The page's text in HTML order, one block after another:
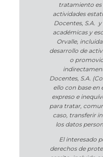
tratamiento es
actividades
Docentes, S.A.
académicas y
Orvalle,
desarrollo de
o
Docentes, S.A.
ello con base
expreso e
para tratar,
caso, transferir
los datos
El interesado
derechos de